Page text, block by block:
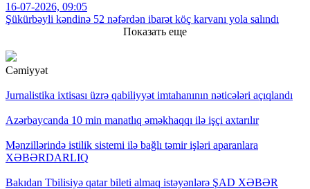
16-07-2026, 09:05
Şükürbəyli kəndinə 52 nəfərdən ibarət köç karvanı yola salındı
Показать еще
Cəmiyyət
Jurnalistika ixtisası üzrə qabiliyyət imtahanının nəticələri açıqlandı
Azərbaycanda 10 min manatlıq əməkhaqqı ilə işçi axtarılır
Mənzillərində istilik sistemi ilə bağlı təmir işləri aparanlara
XƏBƏRDARLIQ
Bakıdan Tbilisiyə qatar bileti almaq istəyənlərə ŞAD XƏBƏR